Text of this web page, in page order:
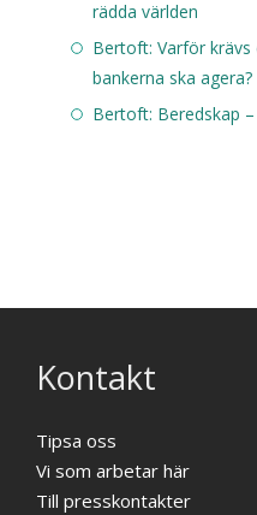
rädda världen
Bertoft: Varför
bankerna ska agera?
Bertoft: Beredskap
Kontakt
Tipsa oss
Vi som arbetar här
Till presskontakter